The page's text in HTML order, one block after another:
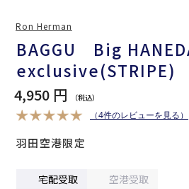
BAGGU Big
exclusive(STRIPE)
羽田空港限定
4,950 円
（4件のレビューを見る）
宅配受取 空港受取
Ron Herman